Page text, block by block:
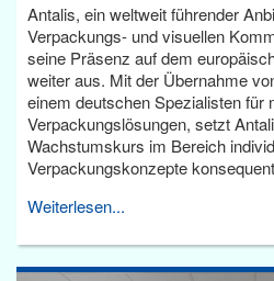
Antalis, ein weltweit führender
Verpackungs- und visuellen
seine Präsenz auf dem
weiter aus. Mit der Übernahme
einem deutschen Spezialisten für
Verpackungslösungen, setzt
Wachstumskurs im Bereich
Verpackungskonzepte
Weiterlesen...